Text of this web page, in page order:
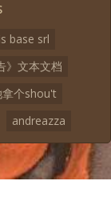
base srl
》文本文档
拿个shou't
andreazza